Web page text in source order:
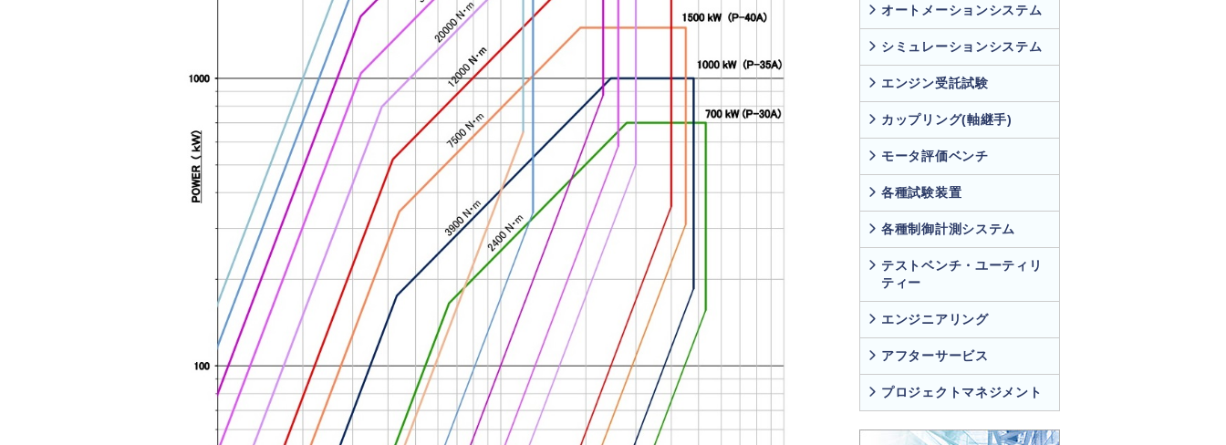
オートメーションシステム
シミュレーションシステム
エンジン受託試験
カップリング(軸継手)
モータ評価ベンチ
各種試験装置
各種制御計測システム
テストベンチ・ユーティリ
ティー
エンジニアリング
アフターサービス
プロジェクトマネジメント